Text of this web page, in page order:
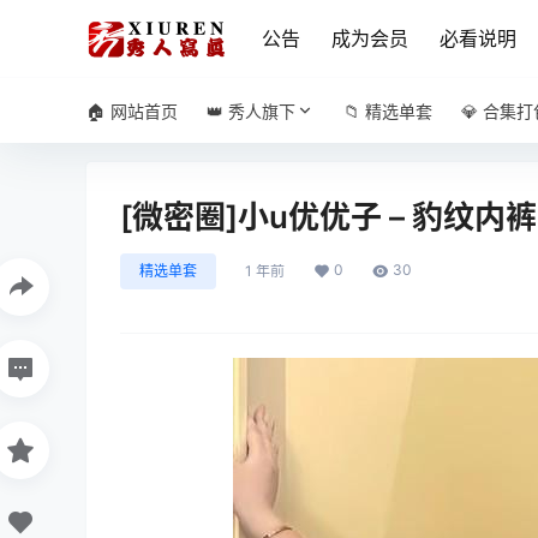
公告 成为会员 必看说明
🏠 网站首页 👑 秀人旗下 📁 精选单套 💎 合集打
[微密圈]小u优优子 – 豹纹内
精选单套 1 年前 0 30